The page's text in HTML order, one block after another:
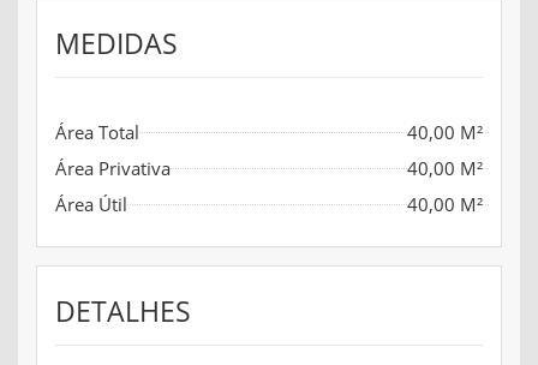
MEDIDAS
Área Total
40,00 M²
Área Privativa
40,00 M²
Área Útil
40,00 M²
DETALHES